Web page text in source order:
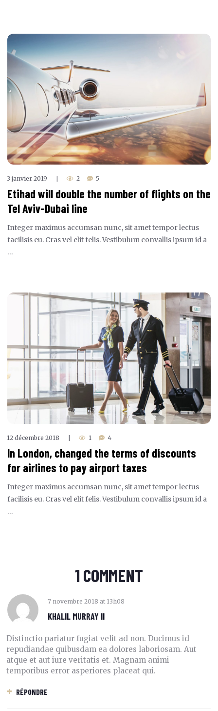
3 janvier 2019 2 5
Etihad will double the number of flights on the
Tel Aviv-Dubai line
Integer maximus accumsan nunc, sit amet tempor lectus
facilisis eu. Cras vel elit felis. Vestibulum convallis ipsum id a
…
12 décembre 2018 1 4
In London, changed the terms of discounts
for airlines to pay airport taxes
Integer maximus accumsan nunc, sit amet tempor lectus
facilisis eu. Cras vel elit felis. Vestibulum convallis ipsum id a
…
1 COMMENT
7 novembre 2018 at 13h08
KHALIL MURRAY II
Distinctio pariatur fugiat velit ad non. Ducimus id
repudiandae quibusdam ea dolores laboriosam. Aut
atque et aut iure veritatis et. Magnam animi
temporibus error asperiores placeat qui.
RÉPONDRE